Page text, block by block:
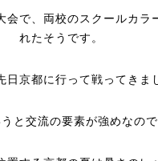
会で、両校のスクールカラ
れたそうです。
日京都に行って戦ってきま
と交流の要素が強めなので